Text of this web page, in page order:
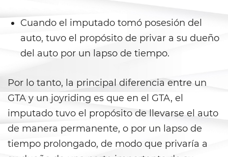
Permanent Restraining Order
Restraining Orders
Stalking
Temporary Restraining Order
Violation Of A Restraining Order
Cuando el imputado tomó posesión del
auto, tuvo el propósito de privar a su dueño
del auto por un lapso de tiempo.
Por lo tanto, la principal diferencia entre un
GTA y un joyriding es que en el GTA, el
imputado tuvo el propósito de llevarse el auto
de manera permanente, o por un lapso de
tiempo prolongado, de modo que privaría a